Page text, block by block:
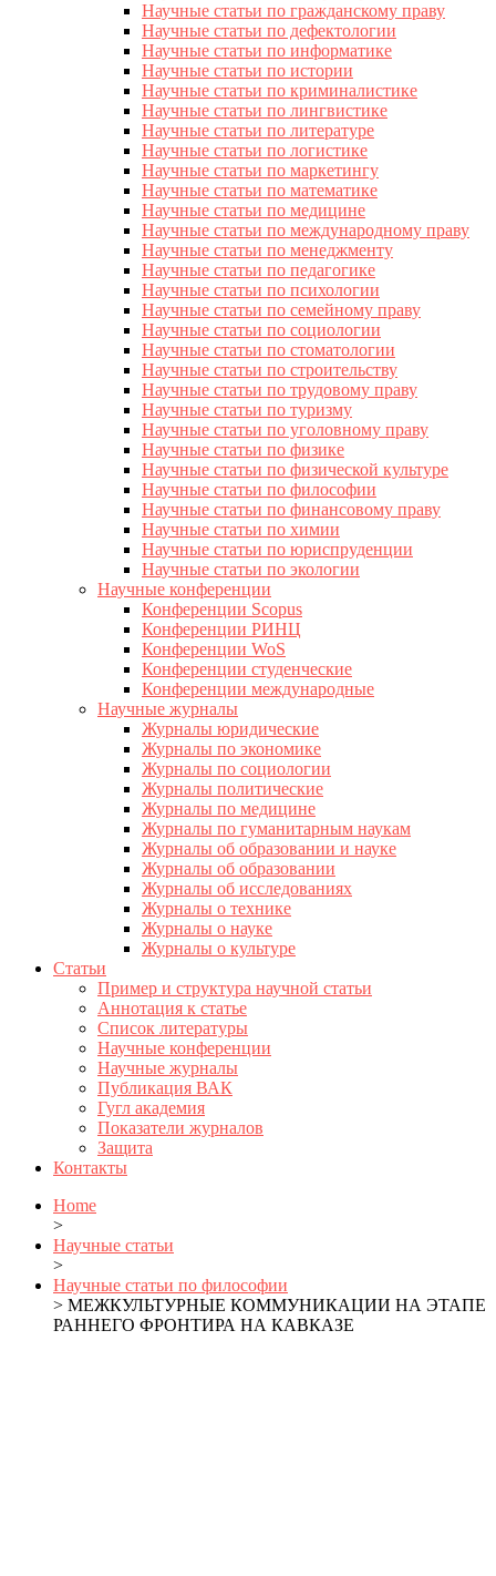
Научные статьи по гражданскому праву
Научные статьи по дефектологии
Научные статьи по информатике
Научные статьи по истории
Научные статьи по криминалистике
Научные статьи по лингвистике
Научные статьи по литературе
Научные статьи по логистике
Научные статьи по маркетингу
Научные статьи по математике
Научные статьи по медицине
Научные статьи по международному праву
Научные статьи по менеджменту
Научные статьи по педагогике
Научные статьи по психологии
Научные статьи по семейному праву
Научные статьи по социологии
Научные статьи по стоматологии
Научные статьи по строительству
Научные статьи по трудовому праву
Научные статьи по туризму
Научные статьи по уголовному праву
Научные статьи по физике
Научные статьи по физической культуре
Научные статьи по философии
Научные статьи по финансовому праву
Научные статьи по химии
Научные статьи по юриспруденции
Научные статьи по экологии
Научные конференции
Конференции Scopus
Конференции РИНЦ
Конференции WoS
Конференции студенческие
Конференции международные
Научные журналы
Журналы юридические
Журналы по экономике
Журналы по социологии
Журналы политические
Журналы по медицине
Журналы по гуманитарным наукам
Журналы об образовании и науке
Журналы об образовании
Журналы об исследованиях
Журналы о технике
Журналы о науке
Журналы о культуре
Статьи
Пример и структура научной статьи
Аннотация к статье
Список литературы
Научные конференции
Научные журналы
Публикация ВАК
Гугл академия
Показатели журналов
Защита
Контакты
Home
>
Научные статьи
>
Научные статьи по философии
> МЕЖКУЛЬТУРНЫЕ КОММУНИКАЦИИ НА ЭТАПЕ
РАННЕГО ФРОНТИРА НА КАВКАЗЕ